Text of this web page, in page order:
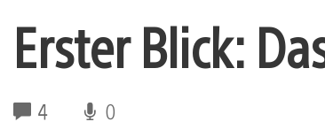
Erster Blick:
4 0